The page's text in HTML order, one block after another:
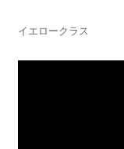
イエロークラス